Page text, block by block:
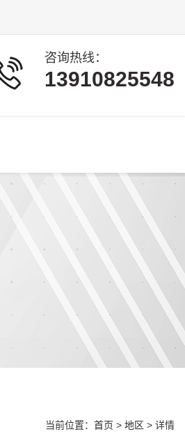
咨询热线：
13910825548
当前位置： 首页 > 地区 > 详情